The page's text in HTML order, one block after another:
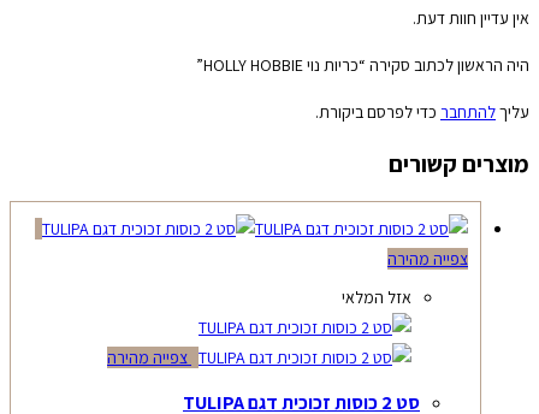
אין עדיין חוות דעת.
היה הראשון לכתוב סקירה “כריות נוי HOLLY HOBBIE”
עליךלהתחבר כדי לפרסם ביקורת.
מוצרים קשורים
צפייה מהירה
אזל המלאי
צפייה מהירה
סט 2 כוסות זכוכית דגם TULIPA